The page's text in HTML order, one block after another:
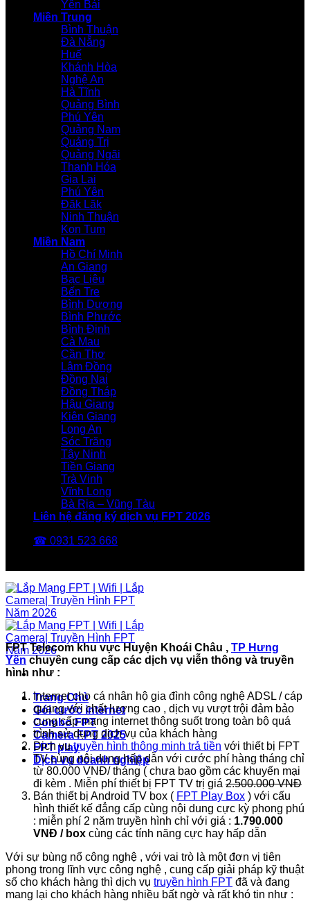
Yên Bái
Miền Trung
Bình Thuận
Đà Nẵng
Huế
Khánh Hòa
Nghệ An
Hà Tĩnh
Quảng Bình
Phú Yên
Quảng Nam
Quảng Trị
Quảng Ngãi
Thanh Hóa
Gia Lai
Phú Yên
Đăk Lăk
Ninh Thuận
Kon Tum
Miền Nam
Hồ Chí Minh
An Giang
Bạc Liêu
Bến Tre
Bình Dương
Bình Phước
Bình Định
Cà Mau
Cần Thơ
Lâm Đồng
Đồng Nai
Đồng Tháp
Hậu Giang
Kiên Giang
Long An
Sóc Trăng
Tây Ninh
Tiền Giang
Trà Vinh
Vĩnh Long
Bà Rịa – Vũng Tàu
Liên hệ đăng ký dịch vụ FPT 2026
☎ 0931 523 668
Trang Chủ
Gói cước internet
Combo FPT
Camera FPT 2025
FPT play
Dịch vụ doanh nghiệp
FPT Telecom khu vực Huyện Khoái Châu , TP Hưng
Yên chuyên cung cấp các dịch vụ viễn thông và truyền
hình như :
Internet cho cá nhân hộ gia đình công nghệ ADSL / cáp
quang với chất lượng cao , dịch vụ vượt trội đảm bảo
cung cấp mạng internet thông suốt trong toàn bộ quá
trình sử dụng dịch vụ của khách hàng
Dịch vụtruyền hình thông minh trả tiền với thiết bị FPT
TV cùng nội dung hấp dẫn với cước phí hàng tháng chỉ
từ 80.000 VNĐ/ tháng ( chưa bao gồm các khuyến mại
đi kèm . Miễn phí thiết bị FPT TV trị giá 2.500.000 VNĐ
Bán thiết bị Android TV box ( FPT Play Box ) với cấu
hình thiết kế đẳng cấp cùng nội dung cực kỳ phong phú
: miễn phí 2 năm truyền hình chỉ với giá : 1.790.000
VNĐ / box cùng các tính năng cực hay hấp dẫn
Với sự bùng nổ công nghệ , với vai trò là một đơn vị tiên
phong trong lĩnh vực công nghệ , cung cấp giải pháp kỹ thuật
số cho khách hàng thì dịch vụ truyền hình FPT đã và đang
mang lại cho khách hàng nhiều bất ngờ và rất khó tin như :